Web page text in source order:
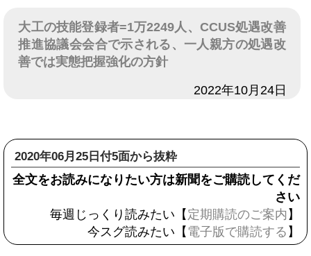
大工の技能登録者=1万2249人、CCUS処遇改善
推進協議会会合で示される、一人親方の処遇改
善では実態把握強化の方針
2022年10月24日
2020年06月25日付5面から抜粋
全文をお読みになりたい方は新聞をご購読してくだ
さい
毎週じっくり読みたい【 定期購読のご案内 】
今スグ読みたい【 電子版で購読する 】